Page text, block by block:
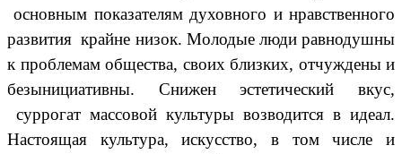
основным показателям духовного и нравственного
развития крайне низок. Молодые люди равнодушны
к проблемам общества, своих близких, отчуждены и
безынициативны. Снижен эстетический вкус,
суррогат массовой культуры возводится в идеал.
Настоящая культура, искусство, в том числе и